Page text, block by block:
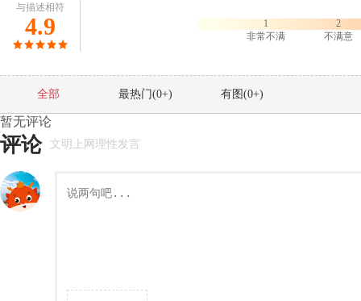
与描述相符
4.9
1
非常不满
2
不满意
全部 最热门(0+) 有图(0+)
暂无评论
评论 文明上网理性发言